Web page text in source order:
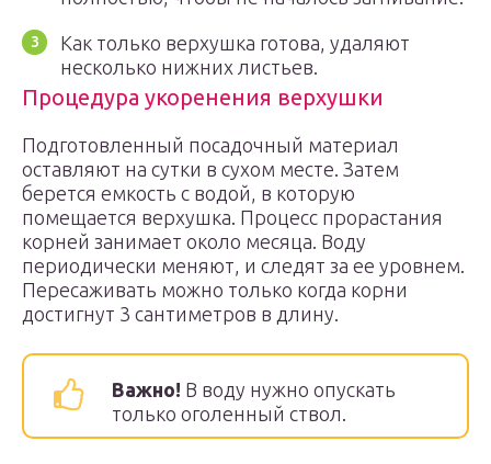
Как только верхушка готова, удаляют
несколько нижних листьев.
Процедура укоренения верхушки
Подготовленный посадочный материал
оставляют на сутки в сухом месте. Затем
берется емкость с водой, в которую
помещается верхушка. Процесс прорастания
корней занимает около месяца. Воду
периодически меняют, и следят за ее уровнем.
Пересаживать можно только когда корни
достигнут 3 сантиметров в длину.
Важно! В воду нужно опускать
только оголенный ствол.